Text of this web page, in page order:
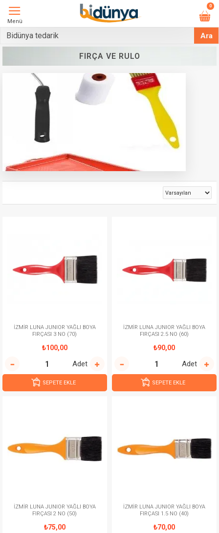
Menü
0
Ara
FIRÇA VE RULO
İZMİR LUNA JUNIOR YAĞLI BOYA
FIRÇASI 3 NO (70)
₺100,00
Adet
SEPETE EKLE
İZMİR LUNA JUNIOR YAĞLI BOYA
FIRÇASI 2.5 NO (60)
₺90,00
Adet
SEPETE EKLE
İZMİR LUNA JUNIOR YAĞLI BOYA
FIRÇASI 2 NO (50)
₺75,00
İZMİR LUNA JUNIOR YAĞLI BOYA
FIRÇASI 1.5 NO (40)
₺70,00